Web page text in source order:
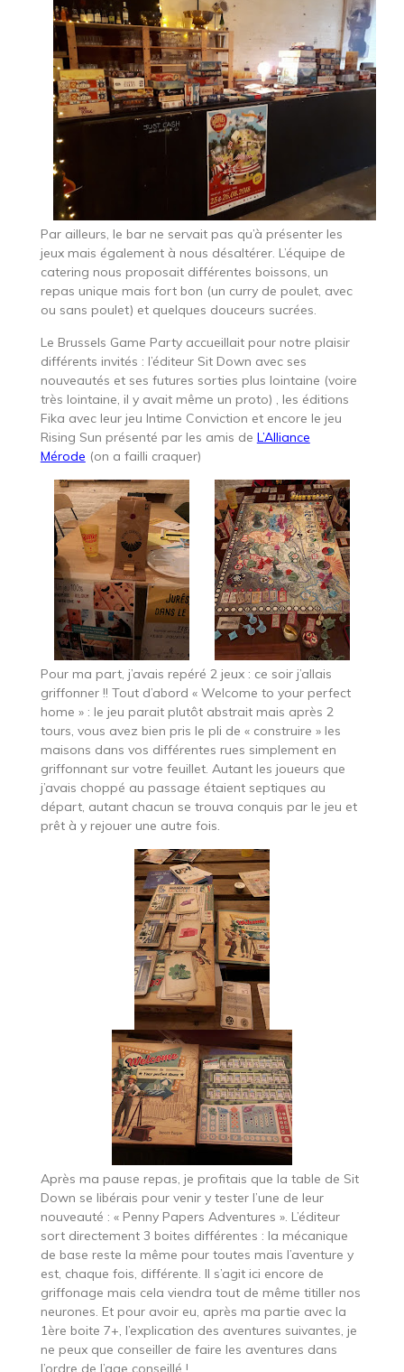
Par ailleurs, le bar ne servait pas qu’à présenter les
jeux mais également à nous désaltérer. L’équipe de
catering nous proposait différentes boissons, un
repas unique mais fort bon (un curry de poulet, avec
ou sans poulet) et quelques douceurs sucrées.
Le Brussels Game Party accueillait pour notre plaisir
différents invités : l’éditeur Sit Down avec ses
nouveautés et ses futures sorties plus lointaine (voire
très lointaine, il y avait même un proto) , les éditions
Fika avec leur jeu Intime Conviction et encore le jeu
Rising Sun présenté par les amis de L’Alliance
Mérode (on a failli craquer)
Pour ma part, j’avais repéré 2 jeux : ce soir j’allais
griffonner !! Tout d’abord « Welcome to your perfect
home » : le jeu parait plutôt abstrait mais après 2
tours, vous avez bien pris le pli de « construire » les
maisons dans vos différentes rues simplement en
griffonnant sur votre feuillet. Autant les joueurs que
j’avais choppé au passage étaient septiques au
départ, autant chacun se trouva conquis par le jeu et
prêt à y rejouer une autre fois.
Après ma pause repas, je profitais que la table de Sit
Down se libérais pour venir y tester l’une de leur
nouveauté : « Penny Papers Adventures ». L’éditeur
sort directement 3 boites différentes : la mécanique
de base reste la même pour toutes mais l’aventure y
est, chaque fois, différente. Il s’agit ici encore de
griffonage mais cela viendra tout de même titiller nos
neurones. Et pour avoir eu, après ma partie avec la
1ère boite 7+, l’explication des aventures suivantes, je
ne peux que conseiller de faire les aventures dans
l’ordre de l’age conseillé !